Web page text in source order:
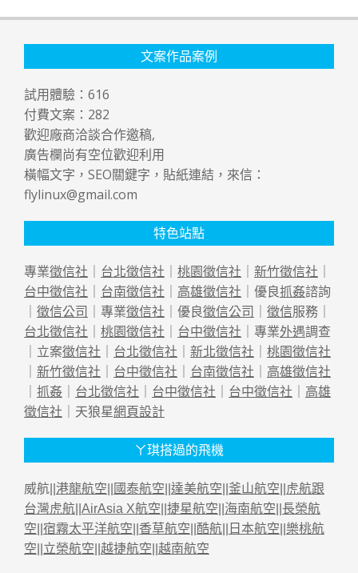
文案作品案例
試用體驗： 616
付費文案： 282
歡迎廠商洽談合作邀稿,
廣告欄尚有空位歡迎利用
橫幅文字，SEO關鍵字，貼紙連結，來信：
flylinux@gmail.com
特色站點
專業徵信社 ｜ 台北徵信社 ｜ 桃園徵信社 ｜ 新竹徵信社 ｜
台中徵信社 ｜ 台南徵信社 ｜ 高雄徵信社 ｜優良抓姦諮詢
｜ 徵信公司 ｜專業徵信社 ｜優良徵信公司 ｜ 徵信服務｜
台北徵信社 ｜ 桃園徵信社 ｜ 台中徵信社 ｜專業外遇調查
｜立案徵信社 ｜ 台北徵信社 ｜ 新北徵信社 ｜ 桃園徵信社
｜ 新竹徵信社 ｜ 台中徵信社 ｜ 台南徵信社 ｜ 高雄徵信社
｜ 抓姦 ｜ 台北徵信社 ｜ 台中徵信社 ｜ 台中徵信社 ｜ 高雄
徵信社 ｜天狼星網頁設計
ㄚ琪搭過的飛機
威航|| 港龍航空 國泰航空 達美航空 釜山航空
虎航跟
台灣虎航 AirAsia X航空 捷星航空 海南航空 長榮航
空 宿霧太平洋航空 香草航空 酷航 日本航空 樂桃航
空 立榮航空 越捷航空 越南航空